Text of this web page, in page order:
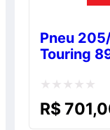
Pneu
Touring
Avaliação
R$